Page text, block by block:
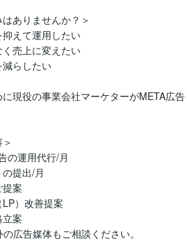
ありませんか？＞
抑えて運用したい
く売上に変えたい
減らしたい
現役の事業会社マーケターがMETA広
の運用代行/月
の提出/月
提案
LP）改善提案
立案
広告媒体もご相談ください。